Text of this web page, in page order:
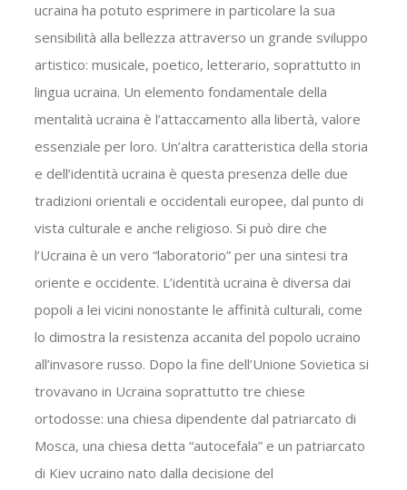
ucraina ha potuto esprimere in particolare la sua
sensibilità alla bellezza attraverso un grande sviluppo
artistico: musicale, poetico, letterario, soprattutto in
lingua ucraina. Un elemento fondamentale della
mentalità ucraina è l’attaccamento alla libertà, valore
essenziale per loro. Un’altra caratteristica della storia
e dell’identità ucraina è questa presenza delle due
tradizioni orientali e occidentali europee, dal punto di
vista culturale e anche religioso. Si può dire che
l’Ucraina è un vero “laboratorio” per una sintesi tra
oriente e occidente. L’identità ucraina è diversa dai
popoli a lei vicini nonostante le affinità culturali, come
lo dimostra la resistenza accanita del popolo ucraino
all’invasore russo. Dopo la fine dell’Unione Sovietica si
trovavano in Ucraina soprattutto tre chiese
ortodosse: una chiesa dipendente dal patriarcato di
Mosca, una chiesa detta “autocefala” e un patriarcato
di Kiev ucraino nato dalla decisione del